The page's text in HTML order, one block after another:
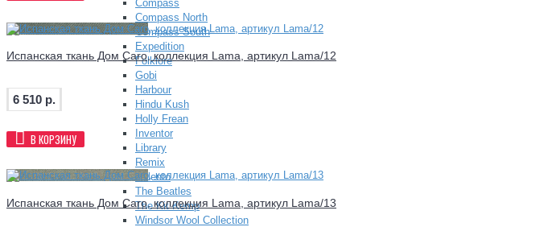
Compass
Compass North
Compass South
Expedition
Folklore
Gobi
Harbour
Hindu Kush
Holly Frean
Inventor
Library
Remix
Salento
The Beatles
The Kit Kemp
Windsor Wool Collection
Испанская ткань Дом Caro, коллекция Lama, артикул Lama/12
6 510 р.
В КОРЗИНУ
Испанская ткань Дом Caro, коллекция Lama, артикул Lama/13